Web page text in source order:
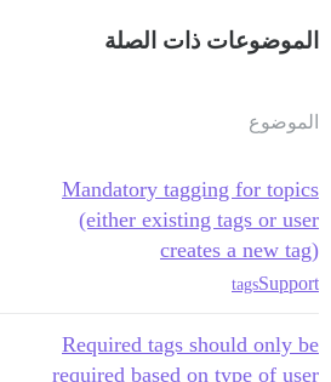
الموضوعات ذات الصلة
الموضوع
Mandatory tagging for topics
(either existing tags or user
creates a new tag)
Support
tags
Required tags should only be
required based on type of user